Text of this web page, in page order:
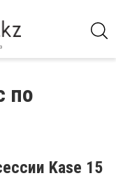
по
Kase 15